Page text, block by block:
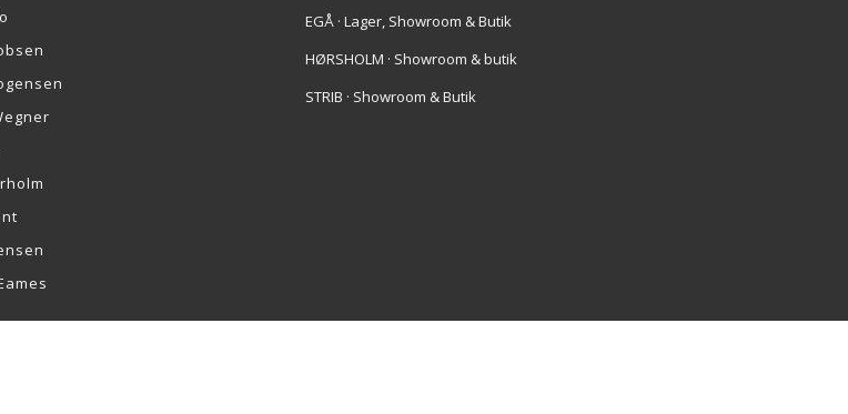
EGÅ · Lager, Showroom & Butik
HØRSHOLM · Showroom & butik
STRIB · Showroom & Butik